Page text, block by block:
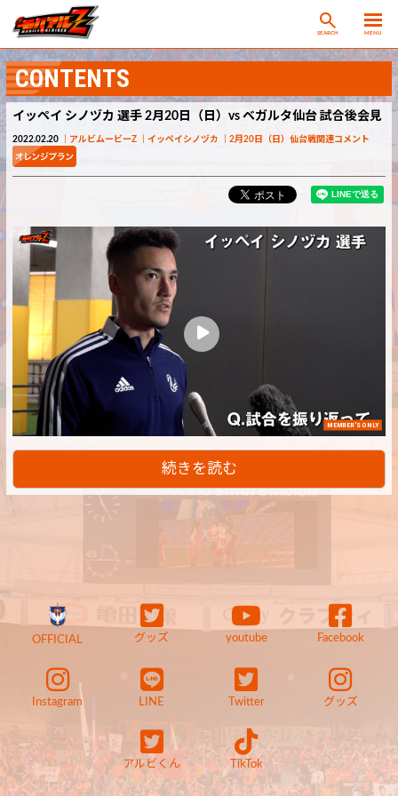
SEARCH MENU
CONTENTS
イッペイ シノヅカ 選手 2月20日（日）vs ベガルタ仙台 試合後会見
2022.02.20 アルビムービーZ イッペイシノヅカ 2月20日（日）仙台戦関連コメント
MEMBER'S ONLY
続きを読む
OFFICIAL グッズ youtube Facebook
Instagram LINE Twitter グッズ
アルビくん TikTok